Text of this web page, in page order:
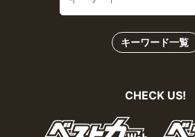
キーワード一覧
CHECK US!